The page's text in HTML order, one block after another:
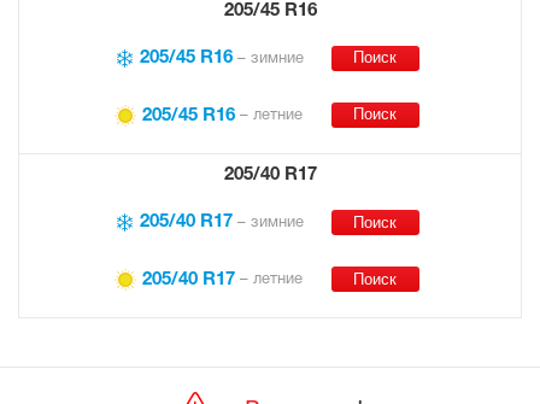
205/45 R16
205/45 R16 – зимние
205/45 R16– летние
205/40 R17
205/40 R17 – зимние
205/40 R17 – летние